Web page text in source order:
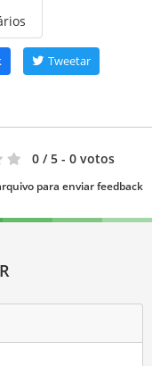
Tweetar
0 / 5 - 0 votos
para enviar feedback